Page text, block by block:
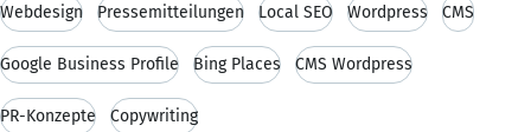
Webdesign Pressemitteilungen Local SEO Wordpress CMS
Google Business Profile Bing Places CMS Wordpress
PR-Konzepte Copywriting